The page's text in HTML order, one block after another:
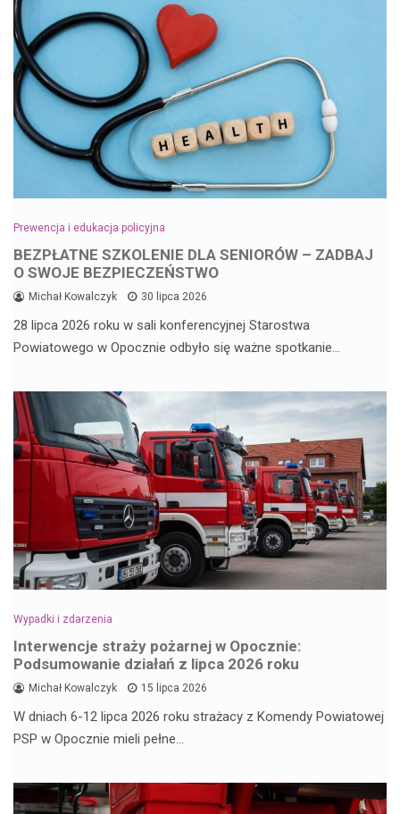
Prewencja i edukacja policyjna
BEZPŁATNE SZKOLENIE DLA SENIORÓW – ZADBAJ
O SWOJE BEZPIECZEŃSTWO
Michał Kowalczyk 30 lipca 2026
28 lipca 2026 roku w sali konferencyjnej Starostwa
Powiatowego w Opocznie odbyło się ważne spotkanie…
Wypadki i zdarzenia
Interwencje straży pożarnej w Opocznie:
Podsumowanie działań z lipca 2026 roku
Michał Kowalczyk 15 lipca 2026
W dniach 6-12 lipca 2026 roku strażacy z Komendy Powiatowej
PSP w Opocznie mieli pełne…